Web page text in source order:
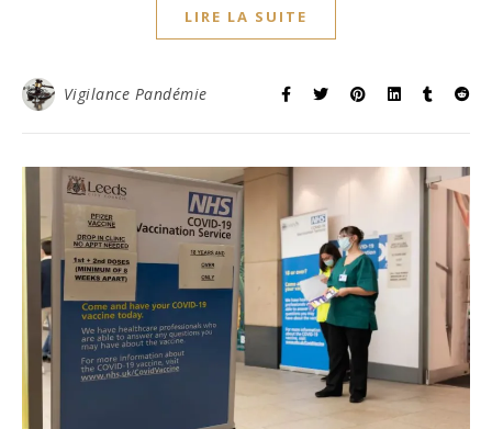
LIRE LA SUITE
Vigilance Pandémie